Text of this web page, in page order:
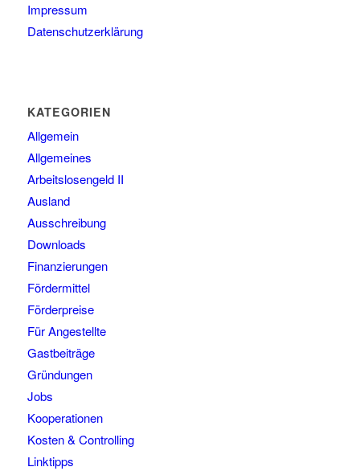
Impressum
Datenschutzerklärung
KATEGORIEN
Allgemein
Allgemeines
Arbeitslosengeld II
Ausland
Ausschreibung
Downloads
Finanzierungen
Fördermittel
Förderpreise
Für Angestellte
Gastbeiträge
Gründungen
Jobs
Kooperationen
Kosten & Controlling
Linktipps